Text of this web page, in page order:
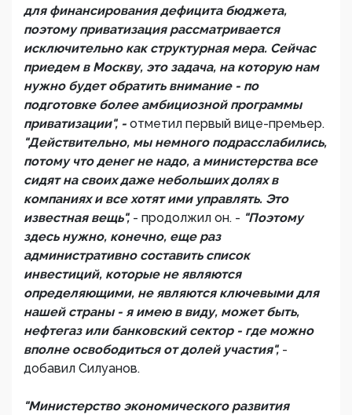
для финансирования дефицита бюджета,
поэтому приватизация рассматривается
исключительно как структурная мера. Сейчас
приедем в Москву, это задача, на которую нам
нужно будет обратить внимание - по
подготовке более амбициозной программы
приватизации", - отметил первый вице-премьер.
"Действительно, мы немного подрасслабились,
потому что денег не надо, а министерства все
сидят на своих даже небольших долях в
компаниях и все хотят ими управлять. Это
известная вещь", - продолжил он. - "Поэтому
здесь нужно, конечно, еще раз
административно составить список
инвестиций, которые не являются
определяющими, не являются ключевыми для
нашей страны - я имею в виду, может быть,
нефтегаз или банковский сектор - где можно
вполне освободиться от долей участия", -
добавил Силуанов.
"Министерство экономического развития